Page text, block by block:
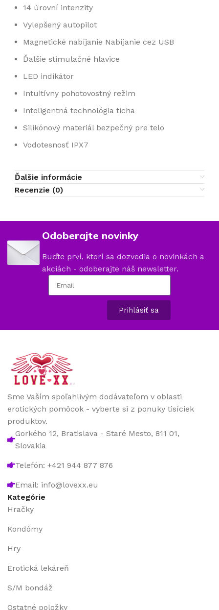
14 úrovní intenzity
Vylepšený autopilot
Magnetické nabíjanie Nabíjanie cez USB
Ďalšie stimulačné hlavice
LED indikátor
Intuitívny pohotovostný režim
Inteligentná technológia ticha
Silikónový materiál bezpečný pre telo
Vodotesnosť IPX7
Ďalšie informácie
Recenzie (0)
Odoberajte novinky
Buďte prví, ktorí sa dozvedia o novinkách a
akciách - odoberajte náš newsletter.
Prihlásiť sa
Sme Vaším spoľahlivým dodávateľom v oblasti
erotických pomôcok - vyberte si z ponuky tisíciek
produktov.
Gorkého 12, Bratislava - Staré Mesto, 811 01,
Slovakia
Telefón: +421 944 877 876
Email: info@lovexx.eu
Kategórie
Hračky
Kondómy
Hry
Erotická lekáreň
S/M bondáž
Ostatné položky